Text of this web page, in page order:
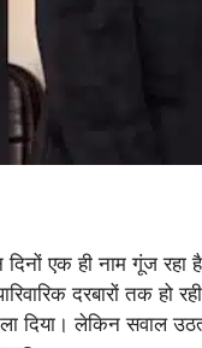
एक ही नाम गूंज
दरबारों तक हो
दिया। लेकिन सवाल